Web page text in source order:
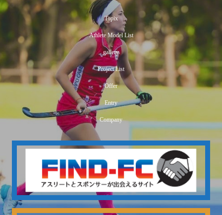
高岡市青年会議所オープン例会『挑戦のすゝめ ～子ども
達をありのままに育む～』のパネリストに車いすフェンシ
ング・河合紫乃選手登壇
消臭剤ブランド『DEOAIR（ディオエア）』のイメージモ
デルに、スパルタンレーサー 陣在ほのか起用！
Topix
Athlete Model List
gallery
Project List
Offer
Entry
Company